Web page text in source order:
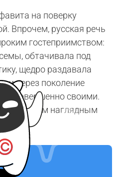
на поверку
Впрочем, русская речь
гостеприимством:
обтачивала под
щедро раздавала
и через поколение
совершенно своими.
самым наглядным